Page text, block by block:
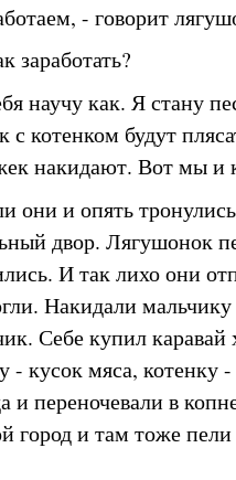
- говорит
заработать?
научу как. Я стану
с котенком будут
накидают. Вот мы и
они и опять
двор. Лягушонок
И так лихо они
Накидали
Себе купил
- кусок мяса, котенку
и переночевали в
город и там тоже